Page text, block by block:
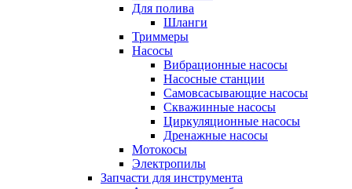
Для полива
Шланги
Триммеры
Насосы
Вибрационные насосы
Насосные станции
Самовсасывающие насосы
Скважинные насосы
Циркуляционные насосы
Дренажные насосы
Мотокосы
Электропилы
Запчасти для инструмента